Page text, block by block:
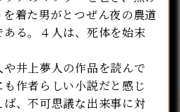
着た男がとつぜん夜の農道
る。４人は、死体を始末
井上夢人の作品を読んで
作者らしい小説だと感じ
、不可思議な出来事に対